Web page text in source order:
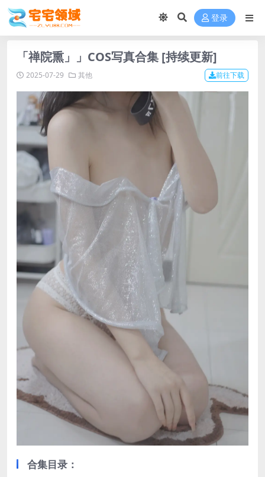
登录
「禅院熏」」COS写真合集 [持续更新]
2025-07-29 其他 前往下载
合集目录：